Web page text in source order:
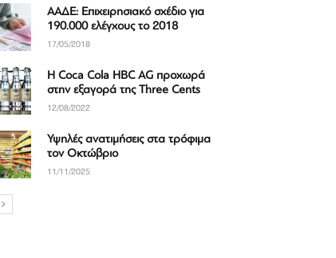
ΑΑΔΕ: Επιχειρησιακό σχέδιο για
190.000 ελέγχους το 2018
17/05/2018
H Coca Cola HBC AG προχωρά
στην εξαγορά της Three Cents
12/08/2022
Υψηλές ανατιμήσεις στα τρόφιμα
τον Οκτώβριο
11/11/2025